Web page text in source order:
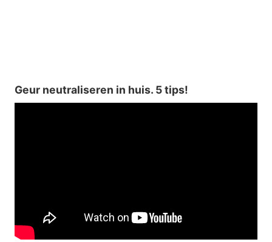
Geur neutraliseren in huis. 5 tips!